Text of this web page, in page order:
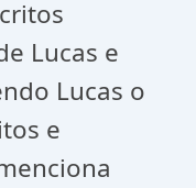
Lucas e
Lucas o
e